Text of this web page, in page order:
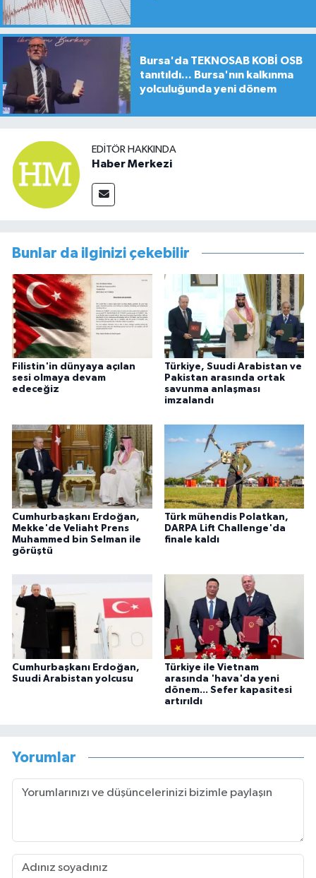
Bursa'da TEKNOSAB KOBİ OSB
tanıtıldı... Bursa'nın kalkınma
yolculuğunda yeni dönem
EDITÖR HAKKINDA
Haber Merkezi
Bunlar da ilginizi çekebilir
Filistin'in dünyaya açılan
sesi olmaya devam
edeceğiz
Türkiye, Suudi Arabistan ve
Pakistan arasında ortak
savunma anlaşması
imzalandı
Cumhurbaşkanı Erdoğan,
Mekke'de Veliaht Prens
Muhammed bin Selman ile
görüştü
Türk mühendis Polatkan,
DARPA Lift Challenge'da
finale kaldı
Cumhurbaşkanı Erdoğan,
Suudi Arabistan yolcusu
Türkiye ile Vietnam
arasında 'hava'da yeni
dönem... Sefer kapasitesi
artırıldı
Yorumlar